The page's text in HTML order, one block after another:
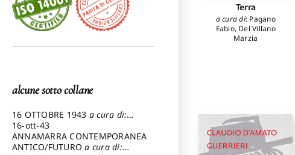
Terra
a cura di: Pagano
Fabio, Del Villano
Marzia
alcune sotto collane
16 OTTOBRE 1943 a cura di:
Pezzetti Marcello
16-ott-43
ANNAMARRA CONTEMPORANEA
ANTICO/FUTUROa cura di: